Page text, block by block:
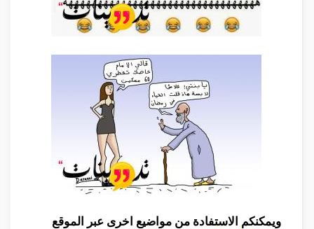
ويمكنكم الاستفادة من مواضيع اخرى عبر الموقع